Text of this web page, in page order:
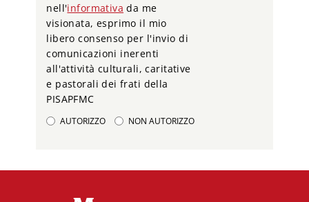
nell'informativa da me
visionata, esprimo il mio
libero consenso per l'invio di
comunicazioni inerenti
all'attività culturali, caritative
e pastorali dei frati della
PISAPFMC
AUTORIZZO NON AUTORIZZO